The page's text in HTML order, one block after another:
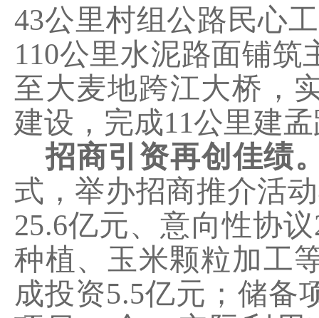
43公里村组公路民心
110公里水泥路面铺筑
至大麦地跨江大桥，
建设，完成11公里建
招商引资再创佳绩
式，举办招商推介活动
25.6亿元、意向性协议
种植、玉米颗粒加工
成投资5.5亿元；储备